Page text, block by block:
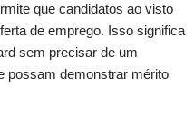
que candidatos ao visto
de emprego. Isso significa
sem precisar de um
possam demonstrar mérito